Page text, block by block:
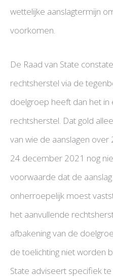
wettelijke aanslagtermijn
voorkomen.
De Raad van State
rechtsherstel via de
doelgroep heeft dan het
rechtsherstel. Dat gold
van wie de aanslagen
24 december 2021 nog
voorwaarde dat de
onherroepelijk moest
het aanvullende
afbakening van de
de toelichting niet worden
State adviseert specifiek